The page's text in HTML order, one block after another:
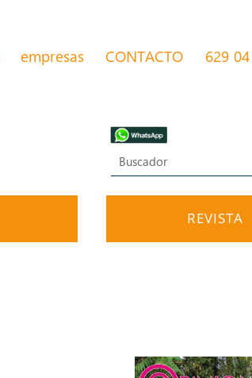
empresas CONTACTO 629
REVISTA